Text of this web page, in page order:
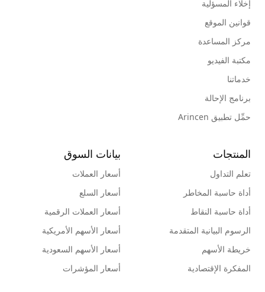
إخلاء المسؤلية
قوانين الموقع
مركز المساعدة
مكتبة الفيديو
خدماتنا
برنامج الإحالة
حمِّل تطبيق Arincen
المنتجات
تعلم التداول
أداة حاسبة المخاطر
أداة حاسبة النقاط
الرسوم البيانية المتقدمة
خريطة الأسهم
المفكرة الإقتصادية
بيانات السوق
أسعار العملات
أسعار السلع
أسعار العملات الرقمية
أسعار الأسهم الأمريكية
أسعار الأسهم السعودية
أسعار المؤشرات